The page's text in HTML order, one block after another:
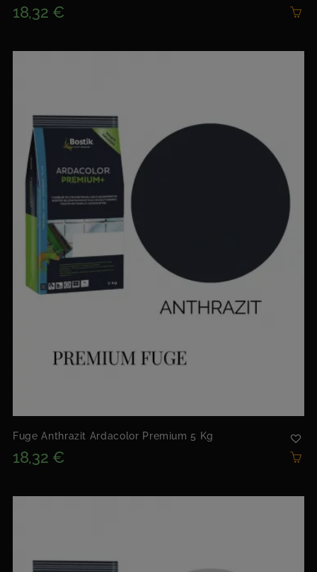
18,32 €
Fuge Anthrazit Ardacolor Premium 5 Kg
18,32 €